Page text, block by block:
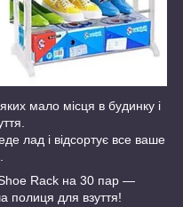
мало місця в будинку і
лад і відсортує все ваше
Rack на 30 пар —
полиця для взуття!